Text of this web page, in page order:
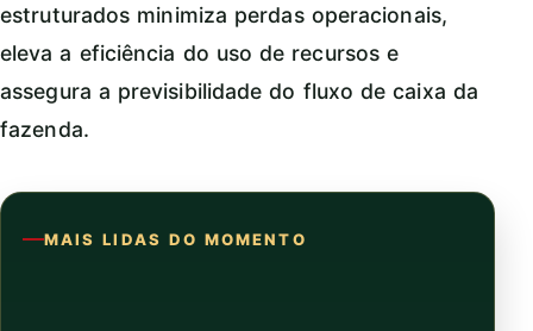
estruturados minimiza perdas operacionais,
eleva a eficiência do uso de recursos e
assegura a previsibilidade do fluxo de caixa da
fazenda.
MAIS LIDAS DO MOMENTO